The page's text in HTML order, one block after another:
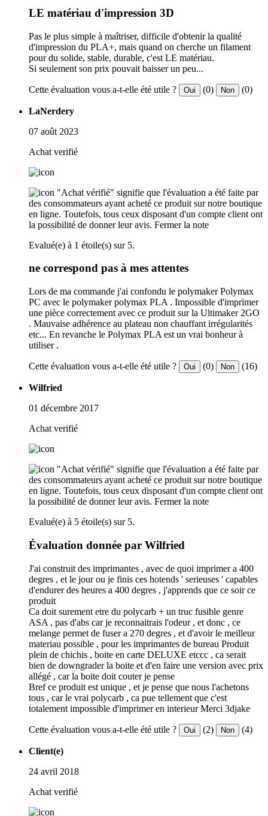
LE matériau d'impression 3D
Pas le plus simple à maîtriser, difficile d'obtenir la qualité
d'impression du PLA+, mais quand on cherche un filament
pour du solide, stable, durable, c'est LE matériau.
Si seulement son prix pouvait baisser un peu...
Cette évaluation vous a-t-elle été utile ? Oui (0) Non (0)
LaNerdery
07 août 2023
Achat verifié
"Achat vérifié" signifie que l'évaluation a été faite par
des consommateurs ayant acheté ce produit sur notre boutique
en ligne. Toutefois, tous ceux disposant d'un compte client ont
la possibilité de donner leur avis. Fermer la note
Evalué(e) à 1 étoile(s) sur 5.
ne correspond pas à mes attentes
Lors de ma commande j'ai confondu le polymaker Polymax
PC avec le polymaker polymax PLA . Impossible d'imprimer
une pièce correctement avec ce produit sur la Ultimaker 2GO
. Mauvaise adhérence au plateau non chauffant irrégularités
etc... En revanche le Polymax PLA est un vrai bonheur à
utiliser .
Cette évaluation vous a-t-elle été utile ? Oui (0) Non (16)
Wilfried
01 décembre 2017
Achat verifié
"Achat vérifié" signifie que l'évaluation a été faite par
des consommateurs ayant acheté ce produit sur notre boutique
en ligne. Toutefois, tous ceux disposant d'un compte client ont
la possibilité de donner leur avis. Fermer la note
Evalué(e) à 5 étoile(s) sur 5.
Évaluation donnée par Wilfried
J'ai construit des imprimantes , avec de quoi imprimer a 400
degres , et le jour ou je finis ces hotends ' serieuses ' capables
d'endurer des heures a 400 degres , j'apprends que ce soir ce
produit
Ca doit surement etre du polycarb + un truc fusible genre
ASA , pas d'abs car je reconnaitrais l'odeur , et donc , ce
melange permet de fuser a 270 degres , et d'avoir le meilleur
materiau possible , pour les imprimantes de bureau Produit
plein de chichis , boite en carte DELUXE etccc , ca serait
bien de downgrader la boite et d'en faire une version avec prix
allégé , car la boite doit couter je pense
Bref ce produit est unique , et je pense que nous l'achetons
tous , car le vrai polycarb , ca pue tellement que c'est
totalement impossible d'imprimer en interieur Merci 3djake
Cette évaluation vous a-t-elle été utile ? Oui (2) Non (4)
Client(e)
24 avril 2018
Achat verifié